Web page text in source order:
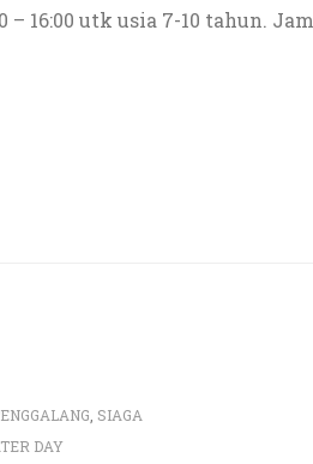
16:00 utk usia 7-10 tahun. Jam
SIAGA
DAY